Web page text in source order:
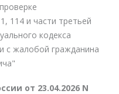
114 и части третьей
кодекса
с жалобой гражданина
от 23.04.2026 N